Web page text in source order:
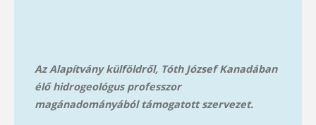
Az Alapítvány külföldről, Tóth József Kanadában
élő hidrogeológus professzor
magánadományából támogatott szervezet.